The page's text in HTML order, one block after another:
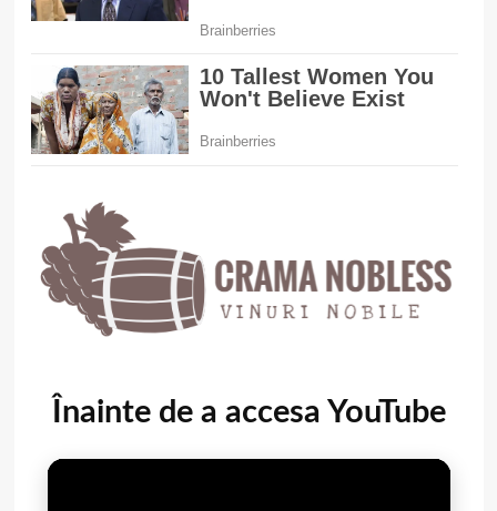
Înainte de a accesa YouTube